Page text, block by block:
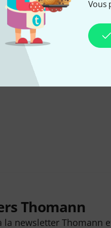
Vous
Thomann
la newsletter Thomann